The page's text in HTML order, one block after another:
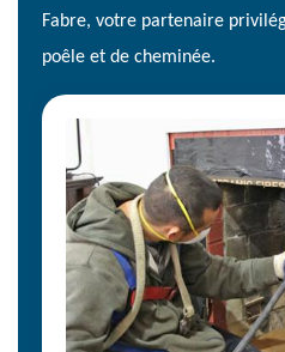
Fabre, votre partenaire
poêle et de cheminée.